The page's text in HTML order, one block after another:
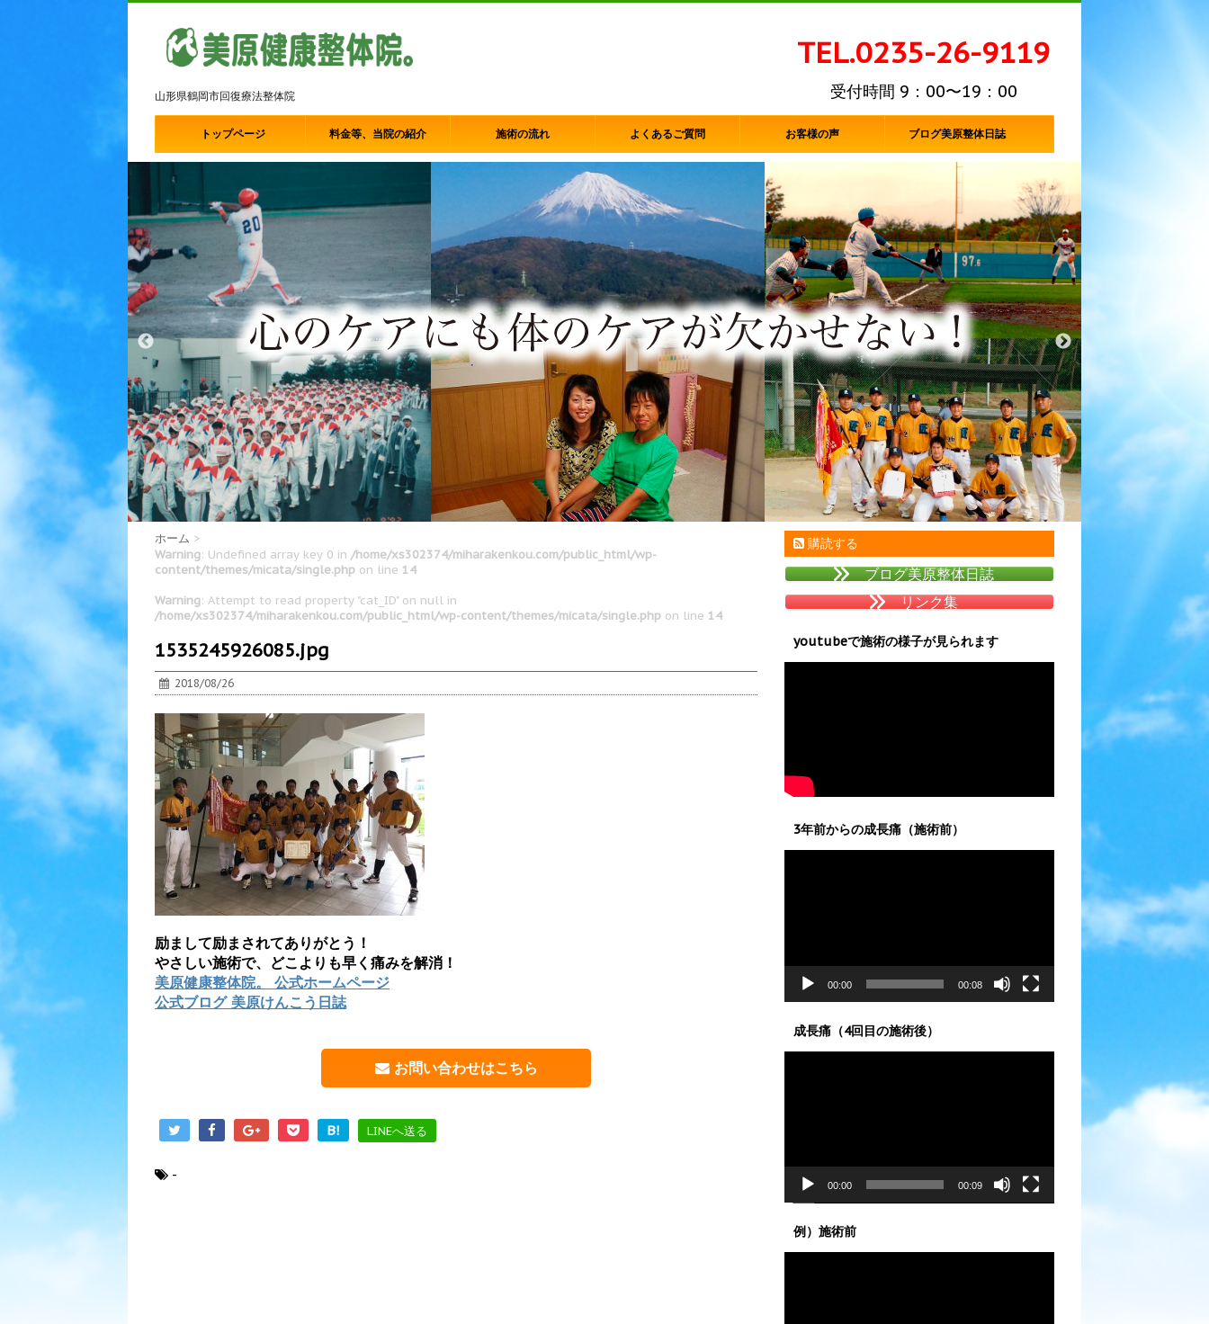
山形県鶴岡市回復療法整体院
TEL.0235-26-9119
受付時間 9：00〜19：00
トップページ 料金等、当院の紹介 施術の流れ よくあるご質問 お客様の声 ブログ美原整体日誌
ホーム >
Warning: Undefined array key 0 in /home/xs302374/miharakenkou.com/public_html/wp-
content/themes/micata/single.php on line 14
Warning: Attempt to read property "cat_ID" on null in
/home/xs302374/miharakenkou.com/public_html/wp-content/themes/micata/single.php on line 14
1535245926085.jpg
2018/08/26
励まして励まされてありがとう！
やさしい施術で、どこよりも早く痛みを解消！
美原健康整体院。 公式ホームページ
公式ブログ 美原けんこう日誌
お問い合わせはこちら
B! LINEへ送る
-
購読する
ブログ美原整体日誌
リンク集
youtubeで施術の様子が見られます
3年前からの成長痛（施術前）
00:00 00:08
成長痛（4回目の施術後）
00:00 00:09
例）施術前